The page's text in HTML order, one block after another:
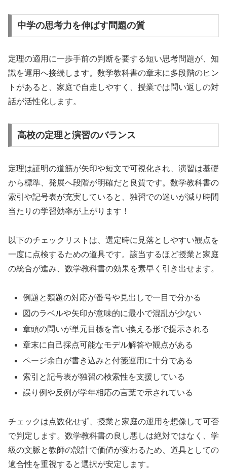
中学の思考力を伸ばす問題の質
定理の適用に一歩手前の判断を要する短い思考問題が、知
識を運用へ接続します。数学教科書の章末に多段階のヒン
トがあると、家庭で自走しやすく、授業では問い返しの対
話が活性化します。
高校の定理と演習のバランス
定理は証明の道筋が矢印や短文で可視化され、演習は基礎
から標準、発展へ段階が明確だと良質です。数学教科書の
索引や記号表が充実していると、独習での迷いが減り時間
当たりの学習効率が上がります！
以下のチェックリストは、選定時に見落としやすい観点を
一度に点検するための道具です。該当するほど授業と家庭
の統合が進み、数学教科書の効果を素早く引き出せます。
例題と類題の対応が番号や見出しで一目で分かる
図のラベルや矢印が意味的に最小で混乱が少ない
章頭の問いが単元目標を言い換える形で提示される
章末に自己採点可能なモデル解答や観点がある
ページ余白が書き込みと付箋運用に十分である
索引と記号表が独習の検索性を支援している
誤り例や反例が学年相応の言葉で示されている
チェックは点数化せず、授業と家庭の運用を想像して可否
で判定します。数学教科書の良し悪しは絶対ではなく、学
級の文脈と教師の設計で価値が変わるため、道具としての
適合性を重視すると選択が安定します。